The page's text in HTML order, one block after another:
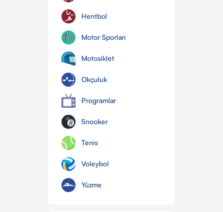
Hentbol
Motor Sporları
Motosiklet
Okçuluk
Programlar
Snooker
Tenis
Voleybol
Yüzme